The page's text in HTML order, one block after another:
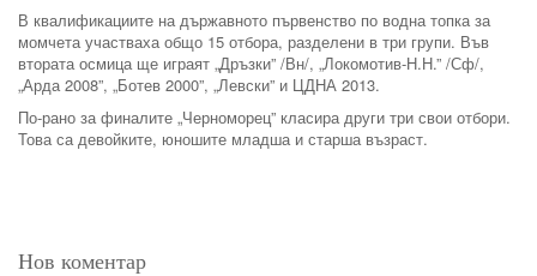
В квалификациите на държавното първенство по водна топка за
момчета участваха общо 15 отбора, разделени в три групи. Във
втората осмица ще играят „Дръзки” /Вн/, „Локомотив-Н.Н.” /Сф/,
„Арда 2008”, „Ботев 2000”, „Левски” и ЦДНА 2013.
По-рано за финалите „Черноморец” класира други три свои отбори.
Това са девойките, юношите младша и старша възраст.
Нов коментар